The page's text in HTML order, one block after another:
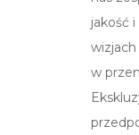
jakość
w